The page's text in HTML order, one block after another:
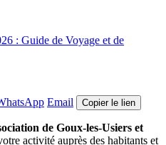
: Guide de Voyage et de
Email Copier le lien
de Goux-les-Usiers et
activité auprès des habitants et